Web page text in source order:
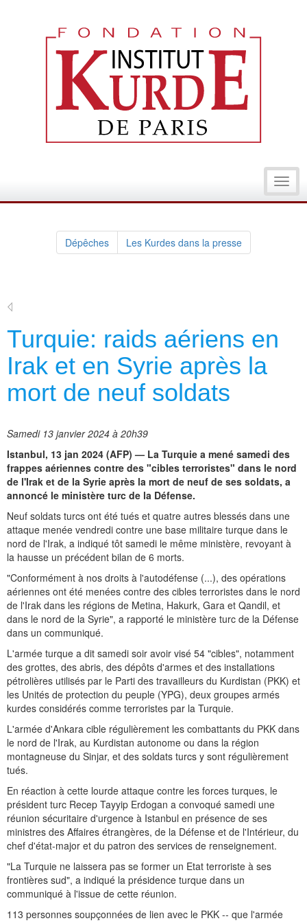
Dépêches Les Kurdes dans la presse
Turquie: raids aériens en
Irak et en Syrie après la
mort de neuf soldats
Samedi 13 janvier 2024 à 20h39
Istanbul, 13 jan 2024 (AFP) — La Turquie a mené samedi des
frappes aériennes contre des "cibles terroristes" dans le nord
de l'Irak et de la Syrie après la mort de neuf de ses soldats, a
annoncé le ministère turc de la Défense.
Neuf soldats turcs ont été tués et quatre autres blessés dans une
attaque menée vendredi contre une base militaire turque dans le
nord de l'Irak, a indiqué tôt samedi le même ministère, revoyant à
la hausse un précédent bilan de 6 morts.
"Conformément à nos droits à l'autodéfense (...), des opérations
aériennes ont été menées contre des cibles terroristes dans le nord
de l'Irak dans les régions de Metina, Hakurk, Gara et Qandil, et
dans le nord de la Syrie", a rapporté le ministère turc de la Défense
dans un communiqué.
L'armée turque a dit samedi soir avoir visé 54 "cibles", notamment
des grottes, des abris, des dépôts d'armes et des installations
pétrolières utilisés par le Parti des travailleurs du Kurdistan (PKK) et
les Unités de protection du peuple (YPG), deux groupes armés
kurdes considérés comme terroristes par la Turquie.
L'armée d'Ankara cible régulièrement les combattants du PKK dans
le nord de l'Irak, au Kurdistan autonome ou dans la région
montagneuse du Sinjar, et des soldats turcs y sont régulièrement
tués.
En réaction à cette lourde attaque contre les forces turques, le
président turc Recep Tayyip Erdogan a convoqué samedi une
réunion sécuritaire d'urgence à Istanbul en présence de ses
ministres des Affaires étrangères, de la Défense et de l'Intérieur, du
chef d'état-major et du patron des services de renseignement.
"La Turquie ne laissera pas se former un Etat terroriste à ses
frontières sud", a indiqué la présidence turque dans un
communiqué à l'issue de cette réunion.
113 personnes soupçonnées de lien avec le PKK -- que l'armée